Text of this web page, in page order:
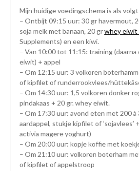
Mijn huidige voedingschema is als
– Ontbijt 09:15 uur: 30 gr havermout,
soja melk met banaan, 20 grwhey eiwit
Supplements) en een kiwi.
– Van 10:00 tot 11:15: training
eiwit) + appel
– Om 12:15 uur: 3 volkoren
of kipfilet of runderrookvlees/
– Om 14:30 uur: 1,5 volkoren donker
pindakaas + 20 gr. whey eiwit.
– Om 17:30 uur: avond eten met 200
aardappel, stukje kipfilet of ‘sojavlees’
activia magere yoghurt)
– Om 20:00 uur: kopje koffie met
– Om 21:10 uur: volkoren boterham
of kipfilet of appelstroop